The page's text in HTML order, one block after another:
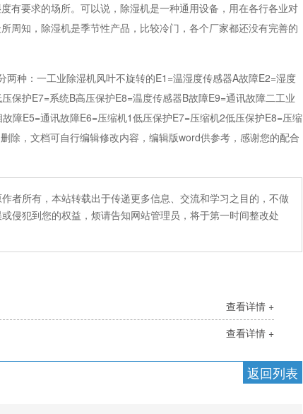
有要求的场所。可以说，除湿机是一种通用设备，用在各行各业对
周知，除湿机是季节性产品，比较冷门，各个厂家都还没有完善的
种：一工业除湿机风叶不旋转的E1=温湿度传感器A故障E2=湿度
保护E7=系统B高压保护E8=温度传感器B故障E9=通讯故障二工业
障E5=通讯故障E6=压缩机1低压保护E7=压缩机2低压保护E8=压缩
除，文档可自行编辑修改内容，编辑版word供参考，感谢您的配合
者所有，本站转载出于传递更多信息、交流和学习之目的，不做
侵犯到您的权益，烦请告知网站管理员，将于第一时间整改处
查看详情 +
查看详情 +
返回列表